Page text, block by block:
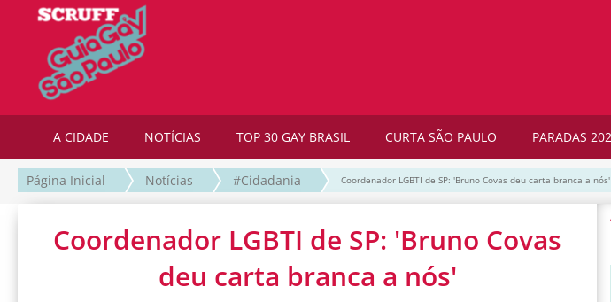
A CIDADE NOTÍCIAS TOP 30 GAY BRASIL CURTA SÃO PAULO PARADAS
Página Inicial Notícias #Cidadania Coordenador LGBTI de SP: 'Bruno Covas deu carta branca a nós'
Coordenador LGBTI de SP: 'Bruno Covas
deu carta branca a nós'